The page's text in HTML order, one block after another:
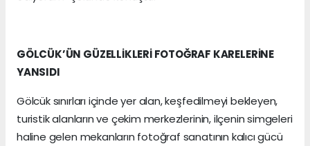
GÖLCÜK’ÜN GÜZELLİKLERİ FOTOĞRAF KARELERİNE
YANSIDI
Gölcük sınırları içinde yer alan, keşfedilmeyi bekleyen,
turistik alanların ve çekim merkezlerinin, ilçenin simgeleri
haline gelen mekanların fotoğraf sanatının kalıcı gücü